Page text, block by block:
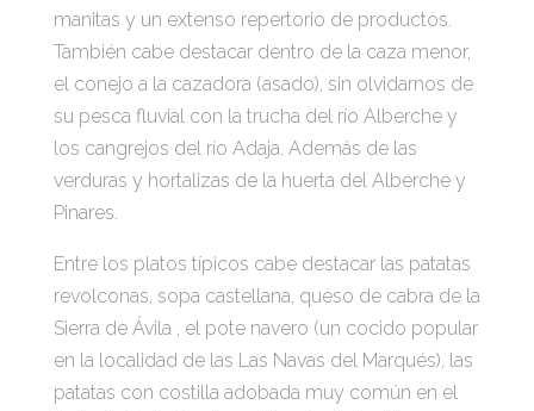
manitas y un extenso repertorio de productos.
También cabe destacar dentro de la caza menor,
el conejo a la cazadora (asado), sin olvidarnos de
su pesca fluvial con la trucha del río Alberche y
los cangrejos del río Adaja. Además de las
verduras y hortalizas de la huerta del Alberche y
Pinares.
Entre los platos típicos cabe destacar las patatas
revolconas, sopa castellana, queso de cabra de la
Sierra de Ávila , el pote navero (un cocido popular
en la localidad de las Las Navas del Marqués), las
patatas con costilla adobada muy común en el